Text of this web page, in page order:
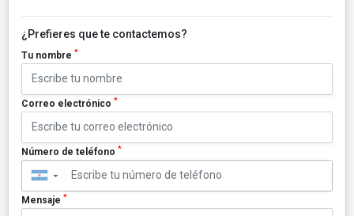
¿Prefieres que te contactemos?
Tu nombre *
Correo electrónico *
Número de teléfono *
▼
Mensaje *